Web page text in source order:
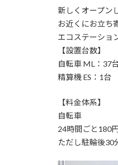
新しくオープン
お近くにお立ち
エコステーショ
【設置台数】
自転車 ML：37
精算機 ES：1台
【料金体系】
自転車
24時間ごと180
ただし駐輪後30